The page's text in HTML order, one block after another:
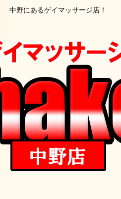
中野にあるゲイマッサージ店！